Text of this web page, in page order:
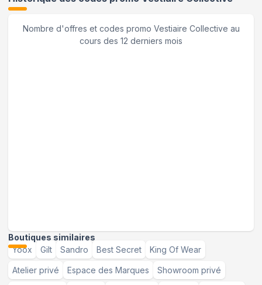
Nombre d'offres et codes promo Vestiaire Collective au
cours des 12 derniers mois
Boutiques similaires
Yoox
Gilt Sandro Best Secret King Of Wear
Atelier privé Espace des Marques Showroom privé